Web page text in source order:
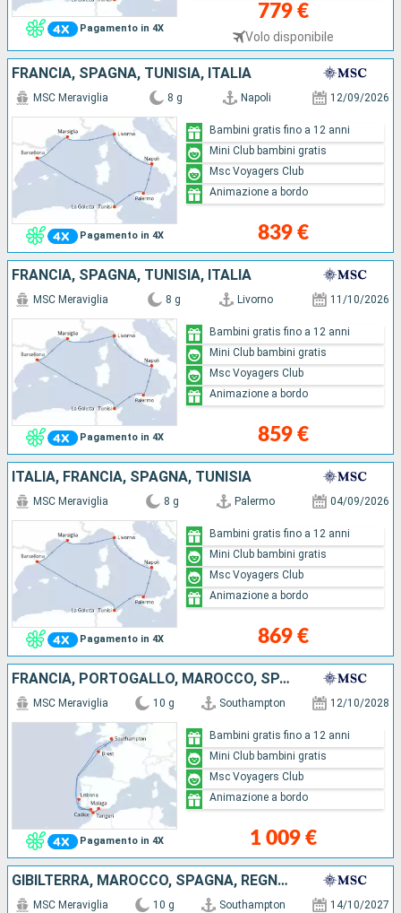
Pagamento in 4X
779 €
Volo disponibile
FRANCIA, SPAGNA, TUNISIA, ITALIA
Pagamento in 4X
MSC Meraviglia 8 g Napoli 12/09/2026
839 €
Bambini gratis fino a 12 anni
Mini Club bambini gratis
Msc Voyagers Club
Animazione a bordo
FRANCIA, SPAGNA, TUNISIA, ITALIA
Pagamento in 4X
MSC Meraviglia 8 g Livorno 11/10/2026
859 €
Bambini gratis fino a 12 anni
Mini Club bambini gratis
Msc Voyagers Club
Animazione a bordo
ITALIA, FRANCIA, SPAGNA, TUNISIA
Pagamento in 4X
MSC Meraviglia 8 g Palermo 04/09/2026
869 €
Bambini gratis fino a 12 anni
Mini Club bambini gratis
Msc Voyagers Club
Animazione a bordo
FRANCIA, PORTOGALLO, MAROCCO, SPAGNA, REGNO UNITO
Pagamento in 4X
MSC Meraviglia 10 g Southampton 12/10/2028
1 009 €
Bambini gratis fino a 12 anni
Mini Club bambini gratis
Msc Voyagers Club
Animazione a bordo
GIBILTERRA, MAROCCO, SPAGNA, REGNO UNITO
MSC Meraviglia 10 g Southampton 14/10/2027